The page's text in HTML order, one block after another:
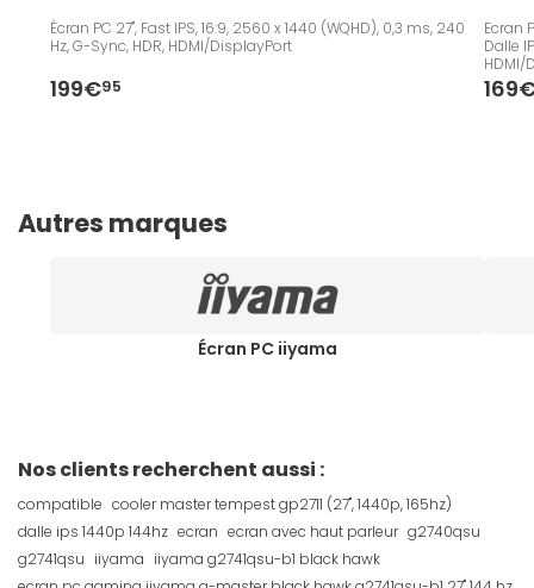
Écran PC 27", Fast IPS, 16:9, 2560 x 1440 (WQHD), 0,3 ms, 240
Hz, G-Sync, HDR, HDMI/DisplayPort
199€95
Ecran
Dalle
HDMI/
Autres marques
Écran PC iiyama
Nos clients recherchent aussi :
compatible cooler master tempest gp2711 (27", 1440p, 165hz)
dalle ips 1440p 144hz ecran ecran avec haut parleur g2740qsu
g2741qsu iiyama iiyama g2741qsu-b1 black hawk